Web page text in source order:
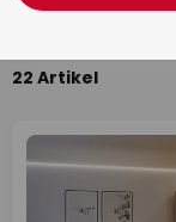
22 Artikel